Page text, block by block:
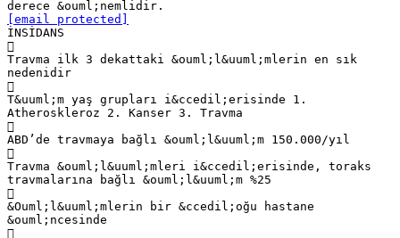
[email protected]
İNSİDANS

Travma ilk 3 dekattaki &ouml;l&uuml;mlerin en sık
nedenidir

T&uuml;m yaş grupları i&ccedil;erisinde 1.
Atheroskleroz 2. Kanser 3. Travma

ABD’de travmaya bağlı &ouml;l&uuml;m 150.000/yıl

Travma &ouml;l&uuml;mleri i&ccedil;erisinde, toraks
travmalarına bağlı &ouml;l&uuml;m %25

&Ouml;l&uuml;mlerin bir &ccedil;oğu hastane
&ouml;ncesinde
